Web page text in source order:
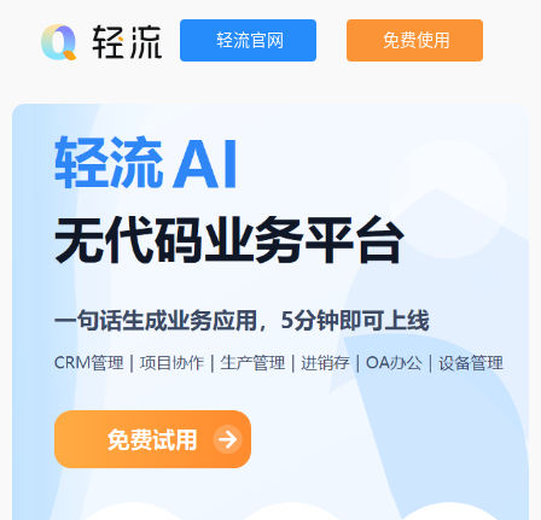
轻流官网 免费使用